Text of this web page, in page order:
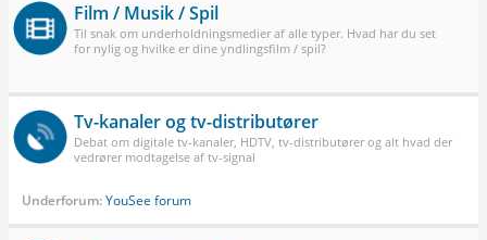
Film / Musik / Spil
Til snak om underholdningsmedier af alle typer. Hvad har du set
for nylig og hvilke er dine yndlingsfilm / spil?
Tv-kanaler og tv-distributører
Debat om digitale tv-kanaler, HDTV, tv-distributører og alt hvad der
vedrører modtagelse af tv-signal
Underforum:YouSee forum